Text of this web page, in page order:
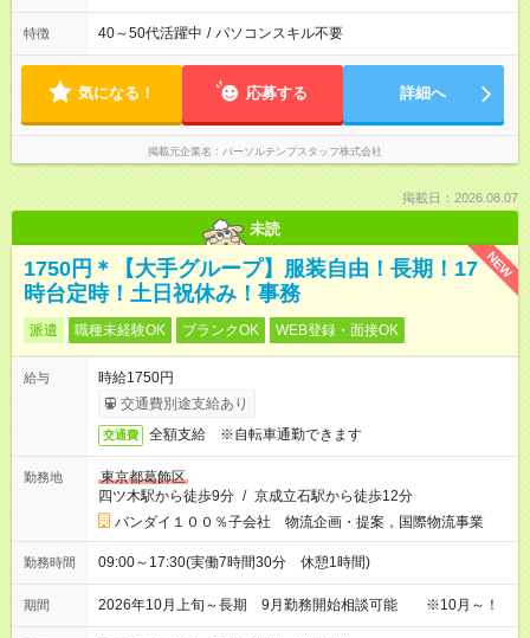
特徴 40～50代活躍中 / パソコンスキル不要
気になる！ 応募する 詳細へ
掲載元企業名 パーソルテンプスタッフ株式会社
掲載日：2026.08.07
未読
NEW
1750円＊【大手グループ】服装自由！長期！17
時台定時！土日祝休み！事務
派遣 職種未経験OK ブランクOK WEB登録・面接OK
給与
時給1750円
交通費別途支給あり
交通費 全額支給 ※自転車通勤できます
勤務地
東京都葛飾区
四ツ木駅から徒歩9分 / 京成立石駅から徒歩12分
バンダイ１００％子会社 物流企画・提案，国際物流事業
勤務時間 09:00～17:30(実働7時間30分 休憩1時間)
期間 2026年10月上旬～長期 9月勤務開始相談可能 ※10月～！